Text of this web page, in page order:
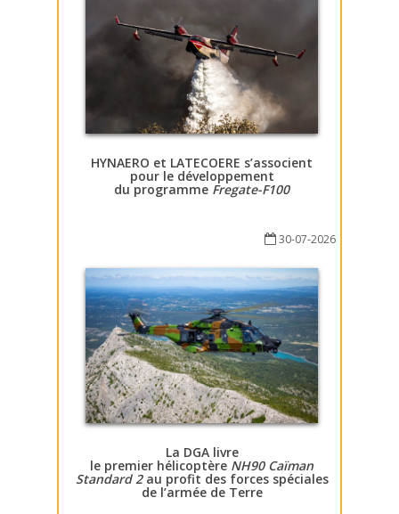
HYNAERO et LATECOERE s’associent
pour le développement
du programme Fregate-F100
30-07-2026
La DGA livre
le premier hélicoptère NH90 Caïman
Standard 2au profit des forces spéciales
de l’armée de Terre